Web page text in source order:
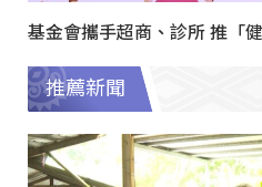
基金會攜手超商、診所 推「
推薦新聞